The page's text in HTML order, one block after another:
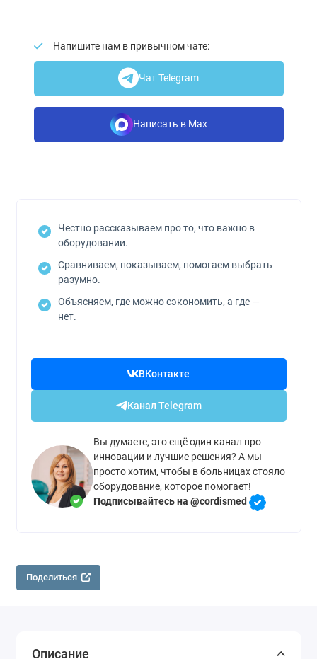
Напишите нам в привычном чате:
Чат Telegram
Написать в Max
Честно рассказываем про то, что важно в
оборудовании.
Сравниваем, показываем, помогаем выбрать
разумно.
Объясняем, где можно сэкономить, а где —
нет.
ВКонтакте
Канал Telegram
Вы думаете, это ещё один канал про
инновации и лучшие решения? А мы
просто хотим, чтобы в больницах стояло
оборудование, которое помогает!
Подписывайтесь на @cordismed
Поделиться
Описание